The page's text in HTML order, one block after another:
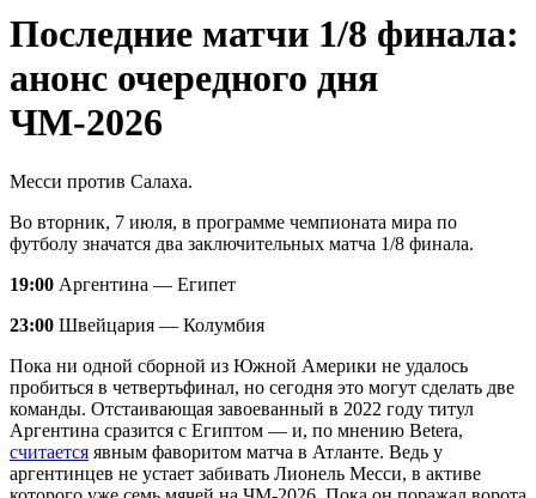
Последние матчи 1/8 финала:
анонс очередного дня
ЧМ-2026
Месси против Салаха.
Во вторник, 7 июля, в программе чемпионата мира по
футболу значатся два заключительных матча 1/8 финала.
19:00 Аргентина — Египет
23:00 Швейцария — Колумбия
Пока ни одной сборной из Южной Америки не удалось
пробиться в четвертьфинал, но сегодня это могут сделать две
команды. Отстаивающая завоеванный в 2022 году титул
Аргентина сразится с Египтом — и, по мнению Betera,
считается явным фаворитом матча в Атланте. Ведь у
аргентинцев не устает забивать Лионель Месси, в активе